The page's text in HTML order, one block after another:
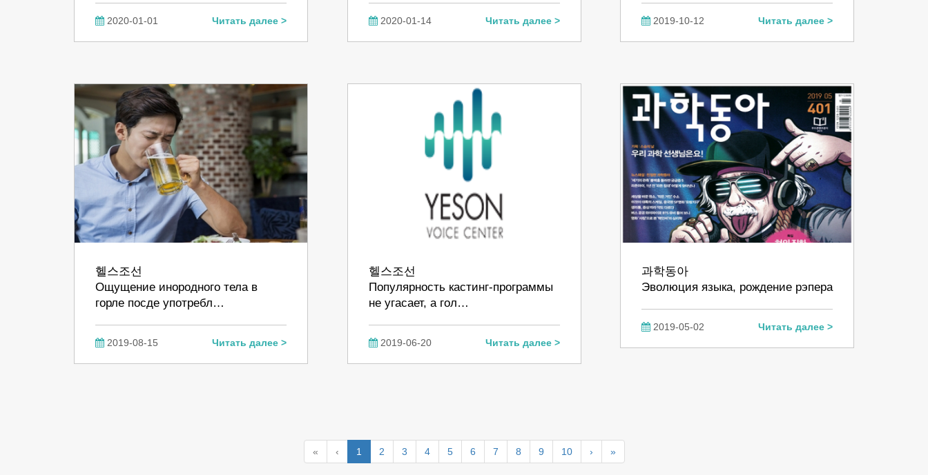
2020-01-01 Читать далее > 2020-01-14 Читать далее > 2019-10-12 Читать далее >
헬스조선
Ощущение инородного тела в
горле посде употребл…
2019-08-15 Читать далее >
헬스조선
Популярность кастинг-программы
не угасает, а гол…
2019-06-20 Читать далее >
과학동아
Эволюция языка, рождение рэпера
2019-05-02 Читать далее >
« ‹ 1 2 3 4 5 6 7 8 9 10 › »